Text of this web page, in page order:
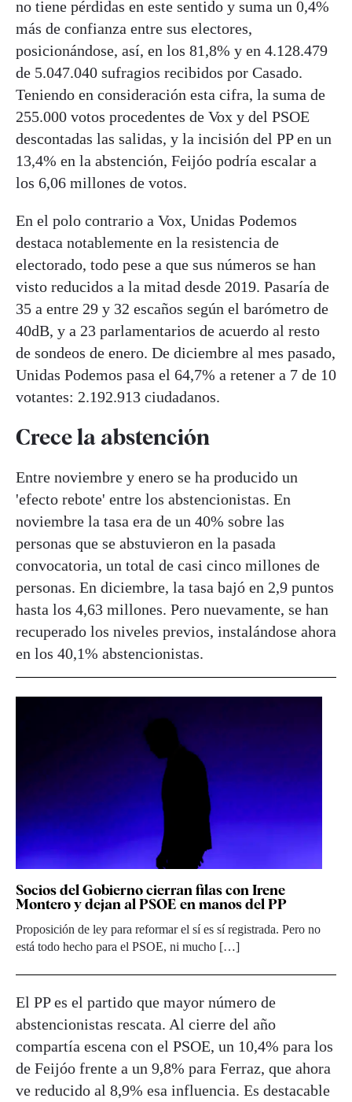
no tiene pérdidas en este sentido y suma un 0,4%
más de confianza entre sus electores,
posicionándose, así, en los 81,8% y en 4.128.479
de 5.047.040 sufragios recibidos por Casado.
Teniendo en consideración esta cifra, la suma de
255.000 votos procedentes de Vox y del PSOE
descontadas las salidas, y la incisión del PP en un
13,4% en la abstención, Feijóo podría escalar a
los 6,06 millones de votos.
En el polo contrario a Vox, Unidas Podemos
destaca notablemente en la resistencia de
electorado, todo pese a que sus números se han
visto reducidos a la mitad desde 2019. Pasaría de
35 a entre 29 y 32 escaños según el barómetro de
40dB, y a 23 parlamentarios de acuerdo al resto
de sondeos de enero. De diciembre al mes pasado,
Unidas Podemos pasa el 64,7% a retener a 7 de 10
votantes: 2.192.913 ciudadanos.
Crece la abstención
Entre noviembre y enero se ha producido un
'efecto rebote' entre los abstencionistas. En
noviembre la tasa era de un 40% sobre las
personas que se abstuvieron en la pasada
convocatoria, un total de casi cinco millones de
personas. En diciembre, la tasa bajó en 2,9 puntos
hasta los 4,63 millones. Pero nuevamente, se han
recuperado los niveles previos, instalándose ahora
en los 40,1% abstencionistas.
Socios del Gobierno cierran filas con Irene
Montero y dejan al PSOE en manos del PP
Proposición de ley para reformar el sí es sí registrada. Pero no
está todo hecho para el PSOE, ni mucho […]
El PP es el partido que mayor número de
abstencionistas rescata. Al cierre del año
compartía escena con el PSOE, un 10,4% para los
de Feijóo frente a un 9,8% para Ferraz, que ahora
ve reducido al 8,9% esa influencia. Es destacable